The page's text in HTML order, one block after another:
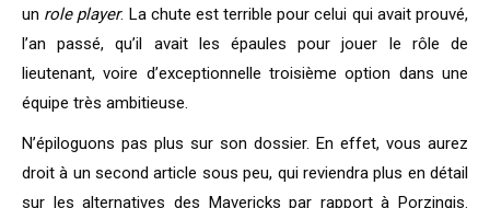
un role player. La chute est terrible pour celui qui avait prouvé,
l’an passé, qu’il avait les épaules pour jouer le rôle de
lieutenant, voire d’exceptionnelle troisième option dans une
équipe très ambitieuse.
N’épiloguons pas plus sur son dossier. En effet, vous aurez
droit à un second article sous peu, qui reviendra plus en détail
sur les alternatives des Mavericks par rapport à Porzingis.